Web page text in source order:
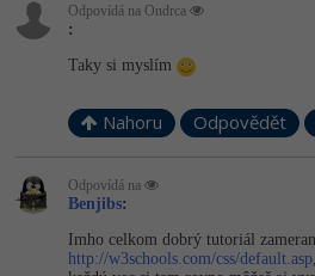
Odpovídá na Ondrca
:
Taky si myslím
Nahoru Odpovědět
Odpovídá na
Benjibs:
Imho celkom dobrý tutoriál
http://w3schools.com/css/default.asp